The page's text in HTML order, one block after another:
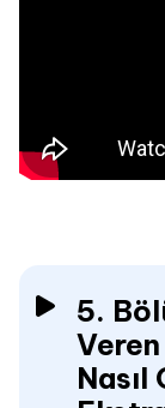
5.
Veren
Nasıl